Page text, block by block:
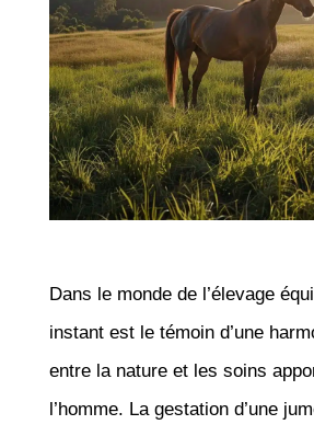
Dans le monde de l’élevage
instant est le témoin d’une
entre la nature et les soins
l’homme. La gestation d’une